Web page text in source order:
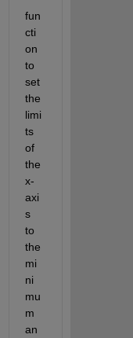
fun
cti
on
to
set
the
limi
ts
of
the
x-
axi
s
to
the
mi
ni
mu
m
an